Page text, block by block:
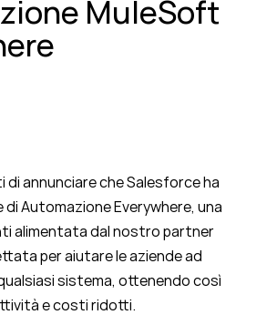
MuleSoft
annunciare che Salesforce ha
di Automazione Everywhere, una
alimentata dal nostro partner
per aiutare le aziende ad
sistema, ottenendo così
e costi ridotti.